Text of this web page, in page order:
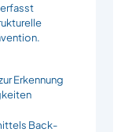
Erkennung
Back-